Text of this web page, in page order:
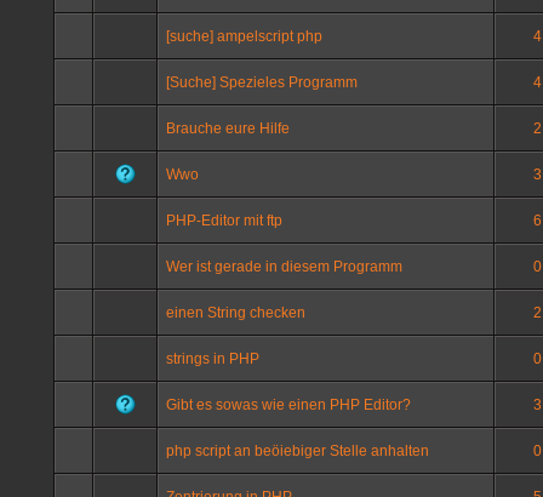
[suche] ampelscript php 4
[Suche] Spezieles Programm 4
Brauche eure Hilfe 2
Wwo 3
PHP-Editor mit ftp 6
Wer ist gerade in diesem Programm 0
einen String checken 2
strings in PHP 0
Gibt es sowas wie einen PHP Editor? 3
php script an beöiebiger Stelle anhalten 0